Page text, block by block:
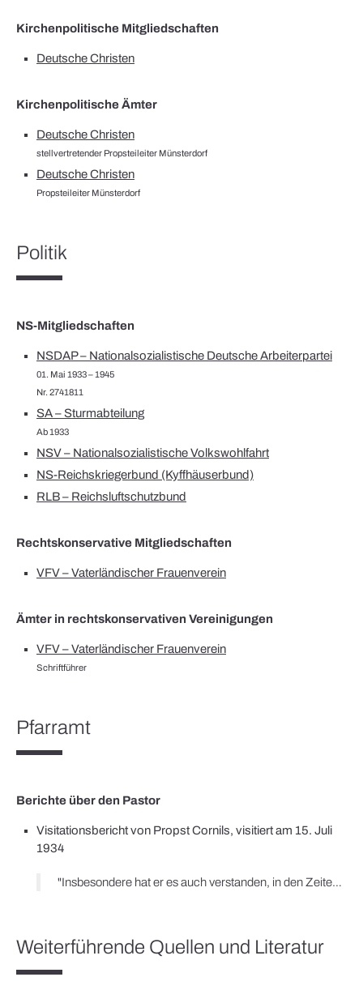
Kirchenpolitische Mitgliedschaften
Deutsche Christen
Kirchenpolitische Ämter
Deutsche Christen
stellvertretender Propsteileiter Münsterdorf
Deutsche Christen
Propsteileiter Münsterdorf
Politik
NS-Mitgliedschaften
NSDAP – Nationalsozialistische Deutsche Arbeiterpartei
01. Mai 1933 – 1945
Nr. 2741811
SA – Sturmabteilung
Ab 1933
NSV – Nationalsozialistische Volkswohlfahrt
NS-Reichskriegerbund (Kyffhäuserbund)
RLB – Reichsluftschutzbund
Rechtskonservative Mitgliedschaften
VFV – Vaterländischer Frauenverein
Ämter in rechtskonservativen Vereinigungen
VFV – Vaterländischer Frauenverein
Schriftführer
Pfarramt
Berichte über den Pastor
Visitationsbericht von Propst Cornils, visitiert am 15. Juli
1934
"Insbesondere hat er es auch verstanden, in den Zeiten der politischen Umwälzung im gleichen Schritt mit seiner Gemeinde zu bleiben. Die Folge ist, daß auch die politischen Organisationen durchaus auf Seiten von Pastor Ketels stehen, wie es z.B. zutage trat bei der Veranstaltung des Feldgottesdienstes, den er am 1. Mai im Anschluß an den öffentlichen Umzug dort abhalten konnte."
Weiterführende Quellen und Literatur